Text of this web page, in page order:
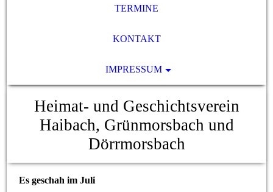
TERMINE
KONTAKT
IMPRESSUM
Heimat- und Geschichtsverein
Haibach, Grünmorsbach und
Dörrmorsbach
Es geschah im Juli